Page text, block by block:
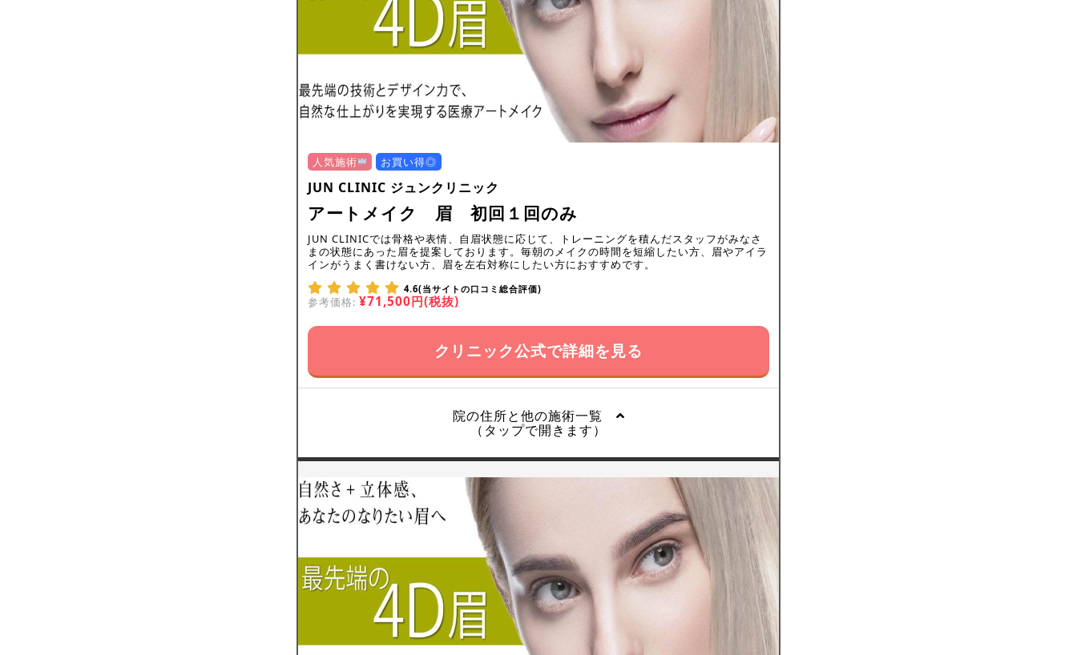
人気施術 お買い得◎
JUN CLINIC ジュンクリニック
アートメイク 眉 初回１回のみ
JUN CLINICでは骨格や表情、自眉状態に応じて、トレーニングを積んだスタッフがみなさ
まの状態にあった眉を提案しております。毎朝のメイクの時間を短縮したい方、眉やアイラ
インがうまく書けない方、眉を左右対称にしたい方におすすめです。
4.6(当サイトの口コミ総合評価)
参考価格: ¥71,500円(税抜)
クリニック公式で詳細を見る
院の住所と他の施術一覧
（タップで開きます）